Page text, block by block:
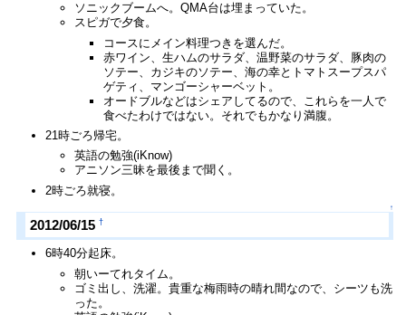
ソニックブームへ。QMA台は埋まっていた。
スピガで夕食。
コースにメイン料理つきを選んだ。
赤ワイン、生ハムのサラダ、温野菜のサラダ、豚肉の
ソテー、カジキのソテー、海の幸とトマトスープスパ
ゲティ、マンゴーシャーベット。
オードブルなどはシェアしてるので、これらを一人で
食べたわけではない。それでもかなり満腹。
21時ごろ帰宅。
英語の勉強(iKnow)
アニソン三昧を最後まで聞く。
2時ごろ就寝。
↑
2012/06/15 †
6時40分起床。
朝いーてれタイム。
ゴミ出し、洗濯。貴重な梅雨時の晴れ間なので、シーツも洗
った。